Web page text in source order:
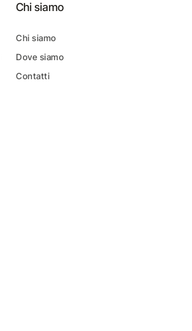
Chi siamo
Chi siamo
Dove siamo
Contatti